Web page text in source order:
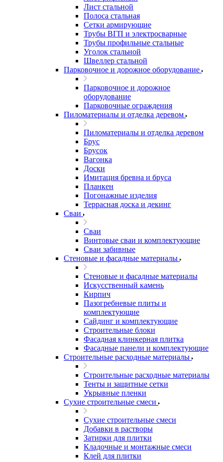
Лист стальной
Полоса стальная
Сетки армирующие
Трубы ВГП и электросварные
Трубы профильные стальные
Уголок стальной
Швеллер стальной
Парковочное и дорожное оборудование
Парковочное и дорожное
оборудование
Парковочные ограждения
Пиломатериалы и отделка деревом
Пиломатериалы и отделка деревом
Брус
Брусок
Вагонка
Доски
Имитация бревна и бруса
Планкен
Погонажные изделия
Террасная доска и декинг
Сваи
Сваи
Винтовые сваи и комплектующие
Сваи забивные
Стеновые и фасадные материалы
Стеновые и фасадные материалы
Искусственный камень
Кирпич
Пазогребневые плиты и
комплектующие
Сайдинг и комплектующие
Строительные блоки
Фасадная клинкерная плитка
Фасадные панели и комплектующие
Строительные расходные материалы
Строительные расходные материалы
Тенты и защитные сетки
Укрывные пленки
Сухие строительные смеси
Сухие строительные смеси
Добавки в растворы
Затирки для плитки
Кладочные и монтажные смеси
Клей для плитки